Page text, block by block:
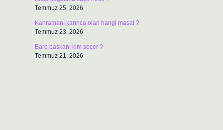
Temmuz 25, 2026
Kahramanı karınca olan hangi masal ?
Temmuz 23, 2026
Baro başkanı kim seçer ?
Temmuz 21, 2026